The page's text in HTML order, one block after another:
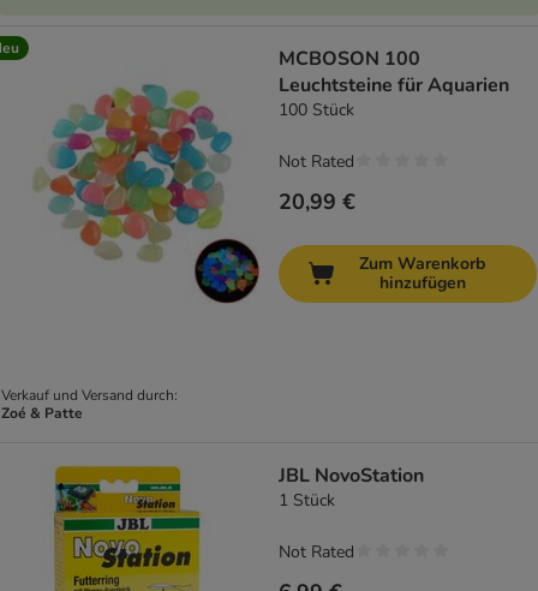
Verkauf und Versand durch:
Zoé & Patte
MCBOSON 100
Leuchtsteine ​​für Aquarien
100 Stück
20,99 €
Not Rated
Zum Warenkorb
hinzufügen
JBL NovoStation
1 Stück
Not Rated